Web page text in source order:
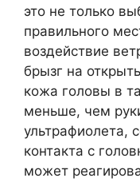
это не только
правильного
воздействие
брызг на
кожа головы в
меньше, чем
ультрафиолета,
контакта с
может